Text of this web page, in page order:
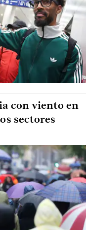
con viento en
sectores